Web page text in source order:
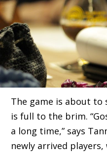
The game is about
is full to the brim.
a long time,” says
newly arrived